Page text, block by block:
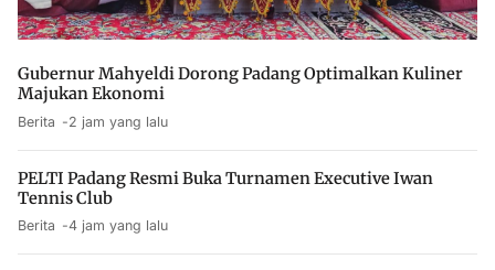
Gubernur Mahyeldi Dorong Padang Optimalkan Kuliner
Majukan Ekonomi
Berita 2 jam yang lalu
PELTI Padang Resmi Buka Turnamen Executive Iwan
Tennis Club
Berita 4 jam yang lalu